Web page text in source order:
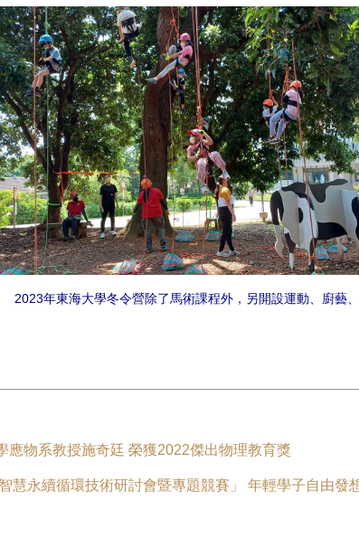
2023年東海大學冬令營除了馬術課程外，另開設運動、廚藝
應物系教授施奇廷 榮獲2022傑出物理教育獎
智慧永續循環技術研討會暨專題競賽」 年輕學子自由發